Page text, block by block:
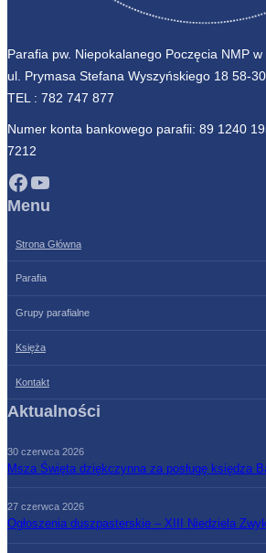
Parafia pw. Niepokalanego Poczęcia NMP w
ul. Prymasa Stefana Wyszyńskiego 18 58-
TEL : 782 747 877
Numer konta bankowego parafii: 89 1240
7212
Facebook YouTube
Menu
Strona Główna
Parafia
Grupy parafialne
Księża
Kontakt
Aktualności
30 czerwca 2026
Msza Święta dziękczynna za posługę księdza
27 czerwca 2026
Ogłoszenia duszpasterskie – XIII Niedziela